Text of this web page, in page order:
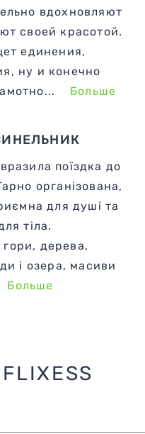
вдохновляют
своей красотой.
единения,
ну и конечно
Больше
поїздка до
організована,
для душі та
тіла.
дерева,
і озера, масиви
Больше